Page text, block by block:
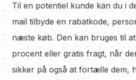
Til en potentiel kunde kan du i
mail tilbyde en rabatkode,
næste køb. Den kan bruges til
procent eller gratis fragt, når
sikker på også at fortælle dem,